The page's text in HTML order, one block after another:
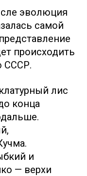
эволюция
самой
происходить
СССР.
лис
конца
и
— верхи